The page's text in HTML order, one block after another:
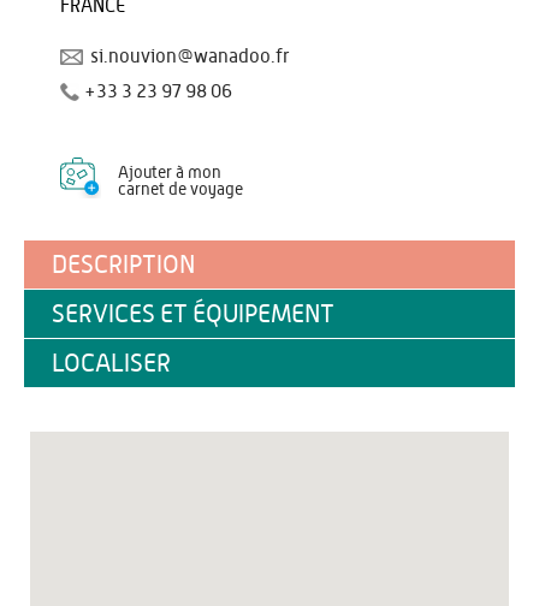
FRANCE
si.nouvion@wanadoo.fr
+33 3 23 97 98 06
Ajouter à mon
carnet de voyage
DESCRIPTION
SERVICES ET ÉQUIPEMENT
LOCALISER